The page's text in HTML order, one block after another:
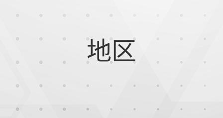
地区